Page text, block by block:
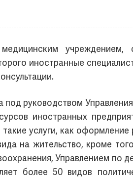
иностранные
руководством
иностранных
услуги, как
на жительство, кроме
Управлением по
более 50 видов